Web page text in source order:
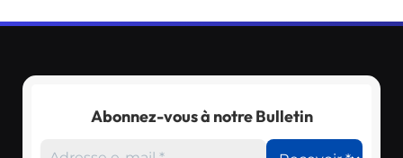
Abonnez-vous à notre Bulletin